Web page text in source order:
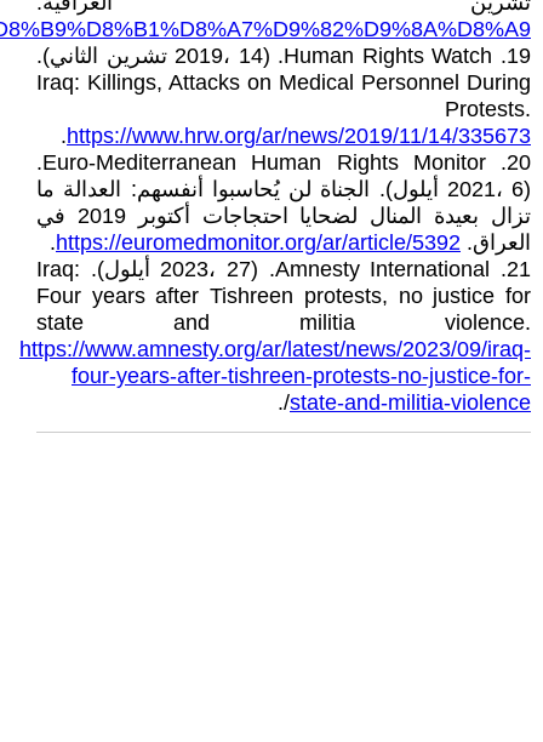
19. Human Rights Watch. (2019، 14 تشرين الثاني).
Iraq: Killings, Attacks on Medical Personnel During
Protests.
https://www.hrw.org/ar/news/2019/11/14/335673
.
20. Euro-Mediterranean Human Rights Monitor.
(2021، 6 أيلول). الجناة لن يُحاسبوا أنفسهم: العدالة ما
تزال بعيدة المنال لضحايا احتجاجات أكتوبر 2019 في
العراق. https://euromedmonitor.org/ar/article/5392
.
21. Amnesty International. (2023، 27 أيلول). Iraq:
Four years after Tishreen protests, no justice for
state and militia violence.
https://www.amnesty.org/ar/latest/news/2023/09/iraq-
four-years-after-tishreen-protests-no-justice-for-
state-and-militia-violence
/.